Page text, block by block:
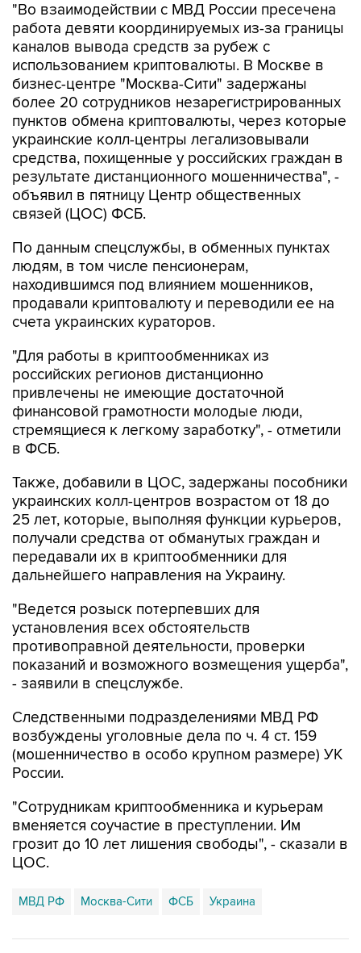
"Во взаимодействии с МВД России пресечена
работа девяти координируемых из-за границы
каналов вывода средств за рубеж с
использованием криптовалюты. В Москве в
бизнес-центре "Москва-Сити" задержаны
более 20 сотрудников незарегистрированных
пунктов обмена криптовалюты, через которые
украинские колл-центры легализовывали
средства, похищенные у российских граждан в
результате дистанционного мошенничества", -
объявил в пятницу Центр общественных
связей (ЦОС) ФСБ.
По данным спецслужбы, в обменных пунктах
людям, в том числе пенсионерам,
находившимся под влиянием мошенников,
продавали криптовалюту и переводили ее на
счета украинских кураторов.
"Для работы в криптообменниках из
российских регионов дистанционно
привлечены не имеющие достаточной
финансовой грамотности молодые люди,
стремящиеся к легкому заработку", - отметили
в ФСБ.
Также, добавили в ЦОС, задержаны пособники
украинских колл-центров возрастом от 18 до
25 лет, которые, выполняя функции курьеров,
получали средства от обманутых граждан и
передавали их в криптообменники для
дальнейшего направления на Украину.
"Ведется розыск потерпевших для
установления всех обстоятельств
противоправной деятельности, проверки
показаний и возможного возмещения ущерба",
- заявили в спецслужбе.
Следственными подразделениями МВД РФ
возбуждены уголовные дела по ч. 4 ст. 159
(мошенничество в особо крупном размере) УК
России.
"Сотрудникам криптообменника и курьерам
вменяется соучастие в преступлении. Им
грозит до 10 лет лишения свободы", - сказали в
ЦОС.
МВД РФ Москва-Сити ФСБ Украина